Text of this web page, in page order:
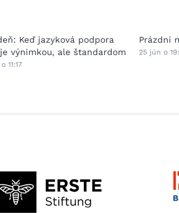
Keď jazyková podpora
výnimkou, ale štandardom
11:17
Prázdni
25 jún o